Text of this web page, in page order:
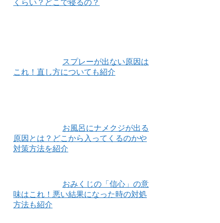
くらい？どこで寝るの？
スプレーが出ない原因は
これ！直し方についても紹介
お風呂にナメクジが出る
原因とは？どこから入ってくるのかや
対策方法を紹介
おみくじの「信心」の意
味はこれ！悪い結果になった時の対処
方法も紹介